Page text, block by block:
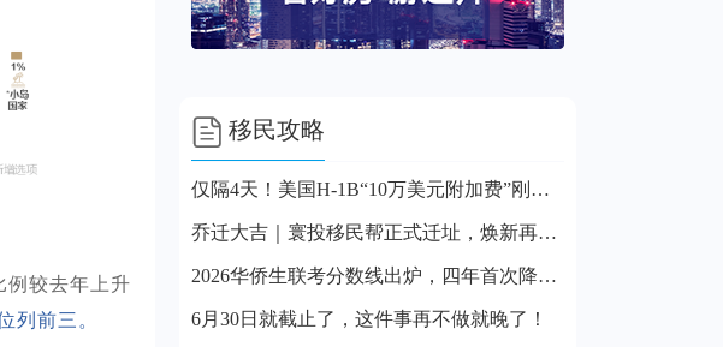
例较去年上升
列前三。
 移民攻略
仅隔4天！美国H-1B“10万美元附加费”刚被叫停即遭上诉恢复，目前仍在征收！
乔迁大吉｜寰投移民帮正式迁址，焕新再启程
2026华侨生联考分数线出炉，四年首次降分！
6月30日就截止了，这件事再不做就晚了！